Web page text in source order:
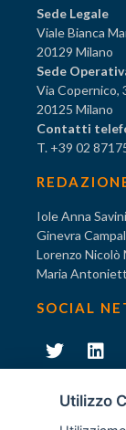
Sede Legale
Viale Bianca
20129 Milano
Sede
Via Copernico,
20125 Milano
Contatti
T. +39 02
Iole Anna
Ginevra
Lorenzo Nicolò
Maria
SOCIAL
Utilizzo